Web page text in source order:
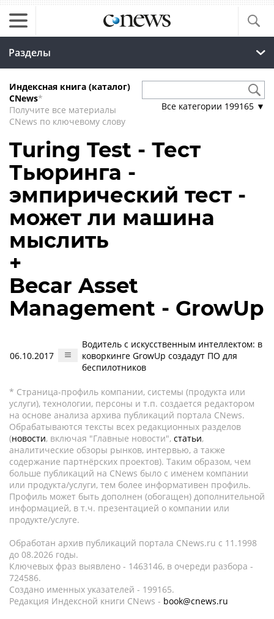
Разделы
Индексная книга (каталог)
CNews*
Получите все материалы
CNews по ключевому слову
Все категории 199165 ▼
Turing Test - Тест
Тьюринга -
эмпирический тест -
может ли машина
мыслить
+
Becar Asset
Management - GrowUp
06.10.2017
Водитель с искусственным интеллектом: в
коворкинге GrowUp создадут ПО для
беспилотников
* Страница-профиль компании, системы (продукта или
услуги), технологии, персоны и т.п. создается редактором
на основе анализа архива публикаций портала CNews.
Обрабатываются тексты всех редакционных разделов
(новости, включая "Главные новости", статьи,
аналитические обзоры рынков, интервью, а также
содержание партнёрских проектов). Таким образом, чем
больше публикаций на CNews было с именем компании
или продукта/услуги, тем более информативен профиль.
Профиль может быть дополнен (обогащен) дополнительной
информацией, в т.ч. презентацией о компании или
продукте/услуге.
Обработан архив публикаций портала CNews.ru c 11.1998
до 08.2026 годы.
Ключевых фраз выявлено - 1463146, в очереди разбора -
724586.
Создано именных указателей - 199165.
Редакция Индексной книги CNews - book@cnews.ru